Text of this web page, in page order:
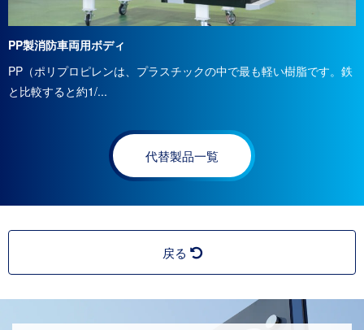
PP製消防車両用ボディ
PP（ポリプロピレンは、プラスチックの中で最も軽い樹脂です。鉄
と比較すると約1/...
代替製品一覧
戻る